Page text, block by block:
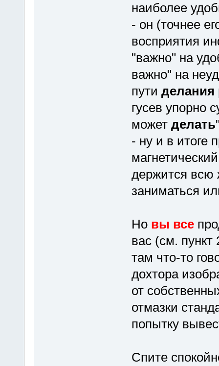
наиболее
- он (точнее
восприятия
"важно" на
важно" на
пути делания
гусев упорно
может делать
- ну и в итоге
держится всю
заниматься
Но вы все
вас (см.
там что-то
дохтора
от
отмазки
попытку
Спите